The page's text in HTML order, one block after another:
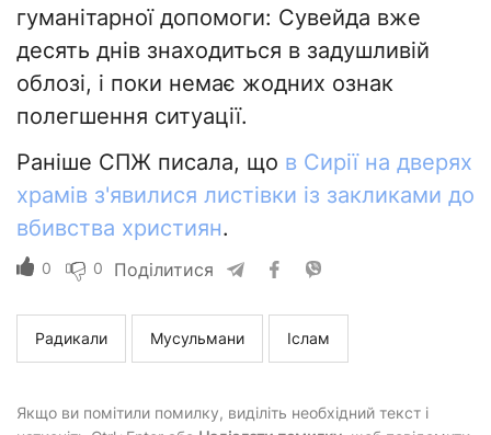
гуманітарної допомоги: Сувейда вже
десять днів знаходиться в задушливій
облозі, і поки немає жодних ознак
полегшення ситуації.
Раніше СПЖ писала, що в Сирії на дверях
храмів з'явилися листівки із закликами до
вбивства християн.
0 0 Поділитися
Радикали Мусульмани Іслам
Якщо ви помітили помилку, виділіть необхідний текст і